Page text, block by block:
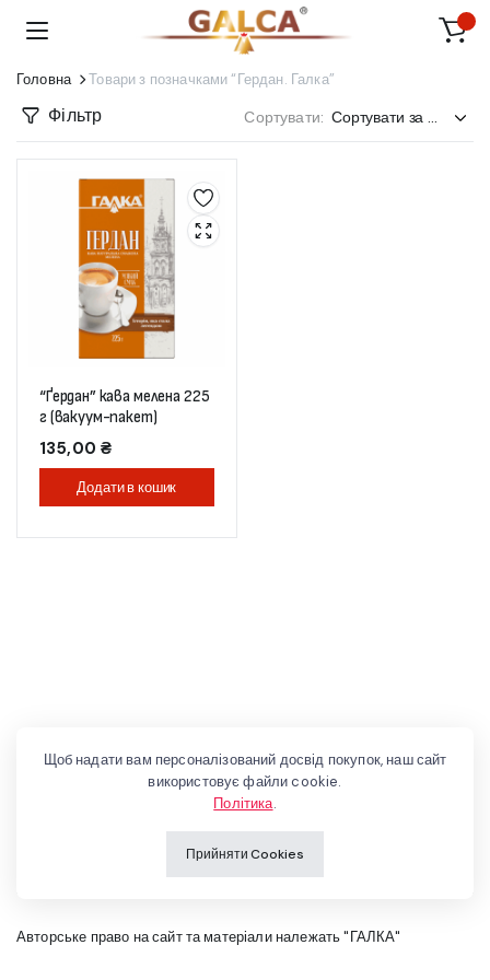
Головна Товари з позначками “Гердан. Галка”
Фільтр Сортувати:
“Ґердан” кава мелена 225
г (вакуум-пакет)
135,00₴
Додати в кошик
Авторське право на сайт та матеріали належать "ГАЛКА"
Щоб надати вам персоналізований досвід покупок, наш сайт
використовує файли cookie.
Політика.
Прийняти Cookies